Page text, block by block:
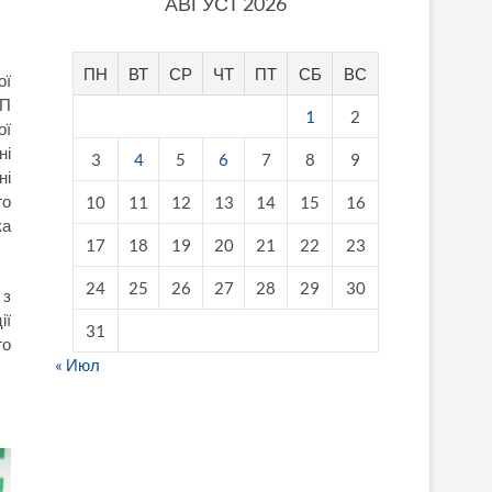
ПН ВТ СР ЧТ ПТ СБ ВС
1 2
3 4 5 6 7 8 9
10 11 12 13 14 15 16
17 18 19 20 21 22 23
24 25 26 27 28 29 30
31
« Июл